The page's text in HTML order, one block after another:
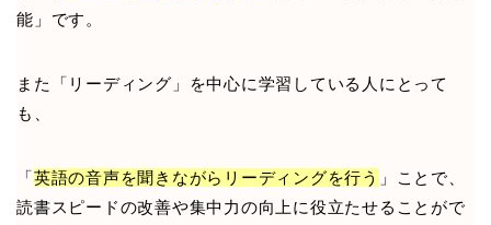
能」です。
また「リーディング」を中心に学習している人にとって
も、
「英語の音声を聞きながらリーディングを行う 」ことで、
読書スピードの改善や集中力の向上に役立たせることがで